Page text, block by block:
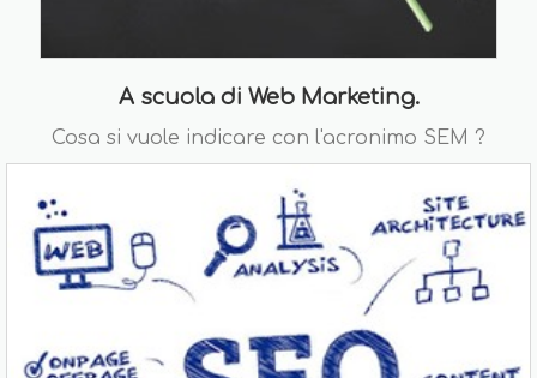
A scuola di Web Marketing.
Cosa si vuole indicare con l'acronimo SEM ?